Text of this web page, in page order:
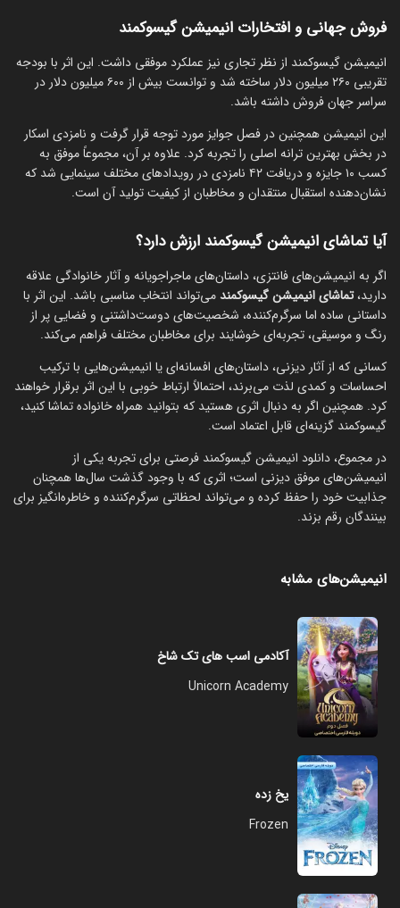
فروش جهانی و افتخارات انیمیشن گیسوکمند
انیمیشن گیسوکمند از نظر تجاری نیز عملکرد موفقی داشت. این اثر با بودجه
تقریبی ۲۶۰ میلیون دلار ساخته شد و توانست بیش از ۶۰۰ میلیون دلار در
سراسر جهان فروش داشته باشد.
این انیمیشن همچنین در فصل جوایز مورد توجه قرار گرفت و نامزدی اسکار
در بخش بهترین ترانه اصلی را تجربه کرد. علاوه بر آن، مجموعاً موفق به
کسب ۱۰ جایزه و دریافت ۴۲ نامزدی در رویدادهای مختلف سینمایی شد که
نشان‌دهنده استقبال منتقدان و مخاطبان از کیفیت تولید آن است.
آیا تماشای انیمیشن گیسوکمند ارزش دارد؟
اگر به انیمیشن‌های فانتزی، داستان‌های ماجراجویانه و آثار خانوادگی علاقه
دارید،تماشای انیمیشن گیسوکمند می‌تواند انتخاب مناسبی باشد. این اثر با
داستانی ساده اما سرگرم‌کننده، شخصیت‌های دوست‌داشتنی و فضایی پر از
رنگ و موسیقی، تجربه‌ای خوشایند برای مخاطبان مختلف فراهم می‌کند.
کسانی که از آثار دیزنی، داستان‌های افسانه‌ای یا انیمیشن‌هایی با ترکیب
احساسات و کمدی لذت می‌برند، احتمالاً ارتباط خوبی با این اثر برقرار خواهند
کرد. همچنین اگر به دنبال اثری هستید که بتوانید همراه خانواده تماشا کنید،
گیسوکمند گزینه‌ای قابل اعتماد است.
در مجموع، دانلود انیمیشن گیسوکمند فرصتی برای تجربه یکی از
انیمیشن‌های موفق دیزنی است؛ اثری که با وجود گذشت سال‌ها همچنان
جذابیت خود را حفظ کرده و می‌تواند لحظاتی سرگرم‌کننده و خاطره‌انگیز برای
بینندگان رقم بزند.
انیمیشن‌های مشابه
آکادمی اسب های تک شاخ
Unicorn Academy
یخ زده
Frozen